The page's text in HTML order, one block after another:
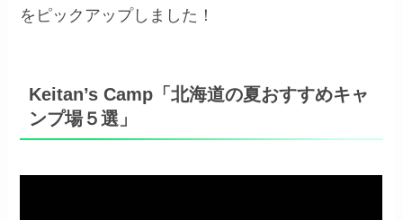
をピックアップしました！
Keitan’s Camp「北海道の夏おすすめキャ
ンプ場５選」